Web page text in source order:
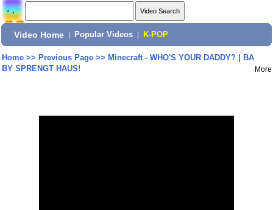
Video Home Popular Videos K-POP
Home>> Previous Page>> Minecraft - WHO'S YOUR DADDY? | BA
BY SPRENGT HAUS!
More